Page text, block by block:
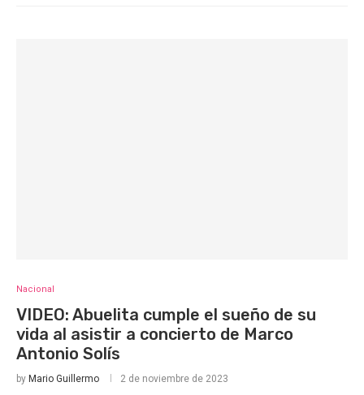
Nacional
VIDEO: Abuelita cumple el sueño de su
vida al asistir a concierto de Marco
Antonio Solís
by Mario Guillermo 2 de noviembre de 2023